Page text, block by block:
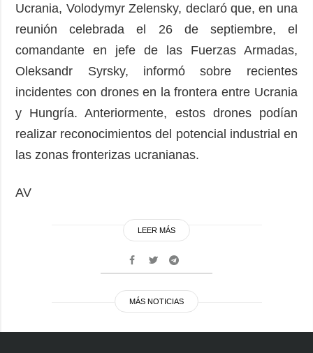
Ucrania, Volodymyr Zelensky, declaró que, en una
reunión celebrada el 26 de septiembre, el
comandante en jefe de las Fuerzas Armadas,
Oleksandr Syrsky, informó sobre recientes
incidentes con drones en la frontera entre Ucrania
y Hungría. Anteriormente, estos drones podían
realizar reconocimientos del potencial industrial en
las zonas fronterizas ucranianas.
AV
LEER MÁS
MÁS NOTICIAS